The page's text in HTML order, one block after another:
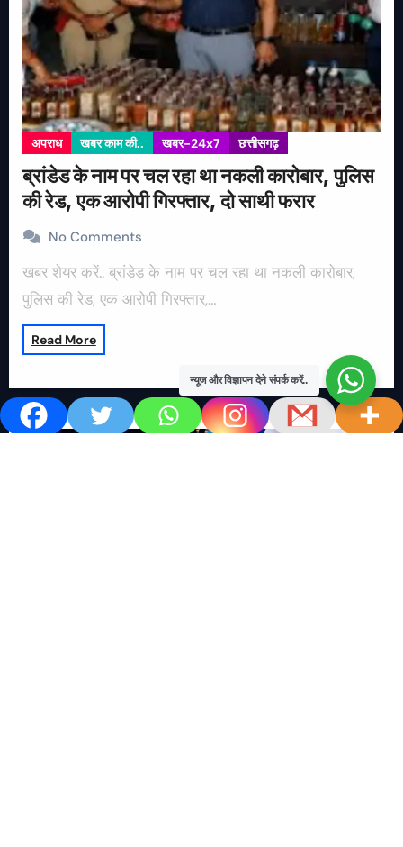
अपराध खबर काम की.. खबर-24x7 छत्तीसगढ़
ब्रांडेड के नाम पर चल रहा था नकली कारोबार, पुलिस
की रेड, एक आरोपी गिरफ्तार, दो साथी फरार
No Comments
खबर शेयर करें.. ब्रांडेड के नाम पर चल रहा था नकली कारोबार,
पुलिस की रेड, एक आरोपी गिरफ्तार,…
Read More
न्यूज और विज्ञापन देने संपर्क करें..